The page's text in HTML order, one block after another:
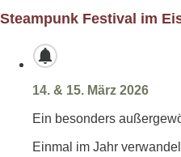
Steampunk Festival im
14. & 15. März 2026
Ein besonders
Einmal im Jahr